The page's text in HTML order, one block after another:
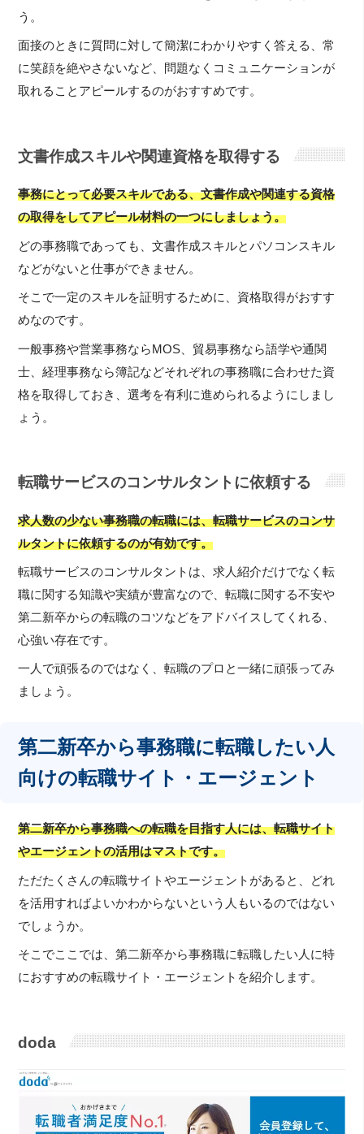
う。
面接のときに質問に対して簡潔にわかりやすく答える、常
に笑顔を絶やさないなど、問題なくコミュニケーションが
取れることアピールするのがおすすめです。
文書作成スキルや関連資格を取得する
事務にとって必要スキルである、文書作成や関連する資格
の取得をしてアピール材料の一つにしましょう。
どの事務職であっても、文書作成スキルとパソコンスキル
などがないと仕事ができません。
そこで一定のスキルを証明するために、資格取得がおすす
めなのです。
一般事務や営業事務ならMOS、貿易事務なら語学や通関
士、経理事務なら簿記などそれぞれの事務職に合わせた資
格を取得しておき、選考を有利に進められるようにしまし
ょう。
転職サービスのコンサルタントに依頼する
求人数の少ない事務職の転職には、転職サービスのコンサ
ルタントに依頼するのが有効です。
転職サービスのコンサルタントは、求人紹介だけでなく転
職に関する知識や実績が豊富なので、転職に関する不安や
第二新卒からの転職のコツなどをアドバイスしてくれる、
心強い存在です。
一人で頑張るのではなく、転職のプロと一緒に頑張ってみ
ましょう。
第二新卒から事務職に転職したい人
向けの転職サイト・エージェント
第二新卒から事務職への転職を目指す人には、転職サイト
やエージェントの活用はマストです。
ただたくさんの転職サイトやエージェントがあると、どれ
を活用すればよいかわからないという人もいるのではない
でしょうか。
そこでここでは、第二新卒から事務職に転職したい人に特
におすすめの転職サイト・エージェントを紹介します。
doda